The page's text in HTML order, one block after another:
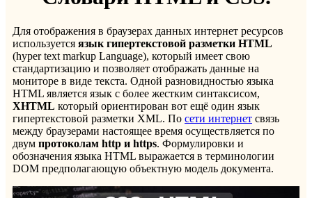
Для отображения в браузерах данных интернет ресурсов
используется язык гипертекстовой разметки HTML
(hyper text markup Language), который имеет свою
стандартизацию и позволяет отображать данные на
мониторе в виде текста. Одной разновидностью языка
HTML является язык с более жестким синтаксисом,
XHTML который ориентирован вот ещё один язык
гипертекстовой разметки XML. По сети интернет связь
между браузерами настоящее время осуществляется по
двум протоколам http и https. Формулировки и
обозначения языка HTML выражается в терминологии
DOM предполагающую объектную модель документа.